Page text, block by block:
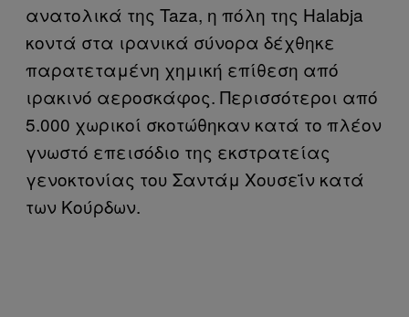
ανατολικά της Taza, η πόλη της Halabja
κοντά στα ιρανικά σύνορα δέχθηκε
παρατεταμένη χημική επίθεση από
ιρακινό αεροσκάφος. Περισσότεροι από
5.000 χωρικοί σκοτώθηκαν κατά το πλέον
γνωστό επεισόδιο της εκστρατείας
γενοκτονίας του Σαντάμ Χουσεΐν κατά
των Κούρδων.